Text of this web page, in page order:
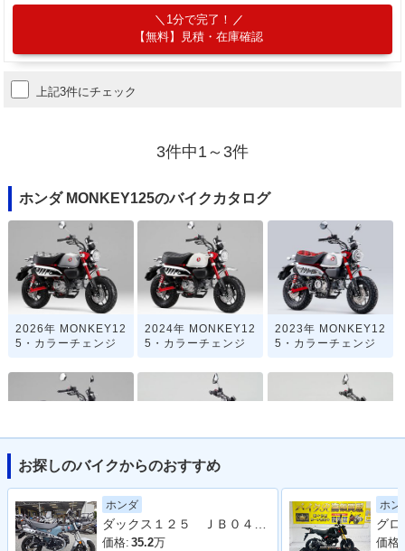
1分で完了！
【無料】見積・在庫確認
上記3件にチェック
3件中1～3件
ホンダ MONKEY125のバイクカタログ
2026年 MONKEY12
5・カラーチェンジ
2024年 MONKEY12
5・カラーチェンジ
2023年 MONKEY12
5・カラーチェンジ
5・フルモデルチェ
ンジ
お探しのバイクからのおすすめ
ホンダ
価格: 35.2万
ホン
価格: